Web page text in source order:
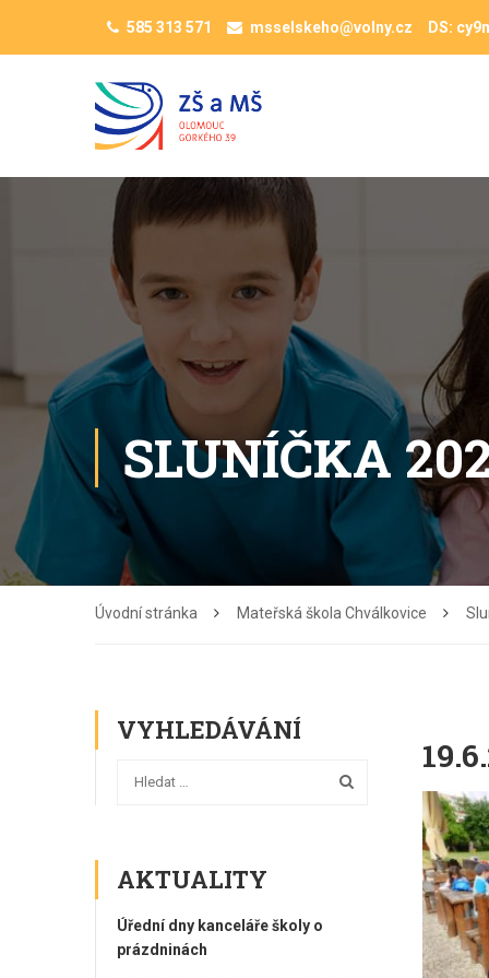
585 313 571 msselskeho@volny.cz DS:
SLUNÍČKA
Úvodní stránka Mateřská škola Chválkovice
VYHLEDÁVÁNÍ
AKTUALITY
Úřední dny kanceláře školy o
prázdninách